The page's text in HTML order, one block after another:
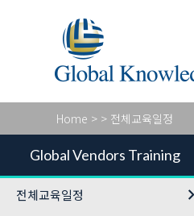
Home > > 전체교육일정
Global Vendors Training
전체교육일정 keyboard_arrow_right